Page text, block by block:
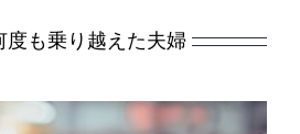
度も乗り越えた夫婦